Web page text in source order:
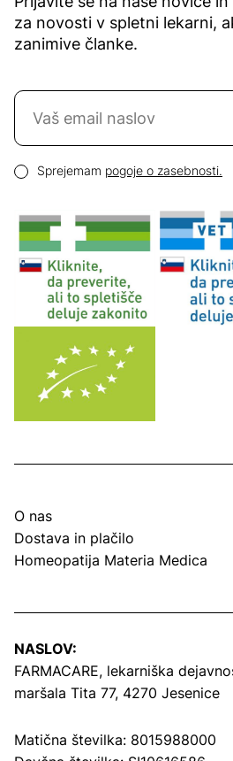
za novosti v spletni lekarni,
zanimive članke.
Naročite se na novice
Pogoji zasebnosti
Sprejemam pogoje o zasebnosti.
O nas
Dostava in plačilo
Homeopatija Materia Medica
NASLOV:
FARMACARE, lekarniška
maršala Tita 77, 4270 Jesenice
Matična številka: 8015988000